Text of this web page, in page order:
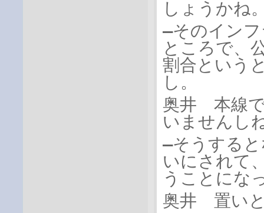
しょうかね
―そのイン
ところで、
割合という
し。
奥井 本線で
いませんし
―そうする
いにされて
うことにな
奥井 置い